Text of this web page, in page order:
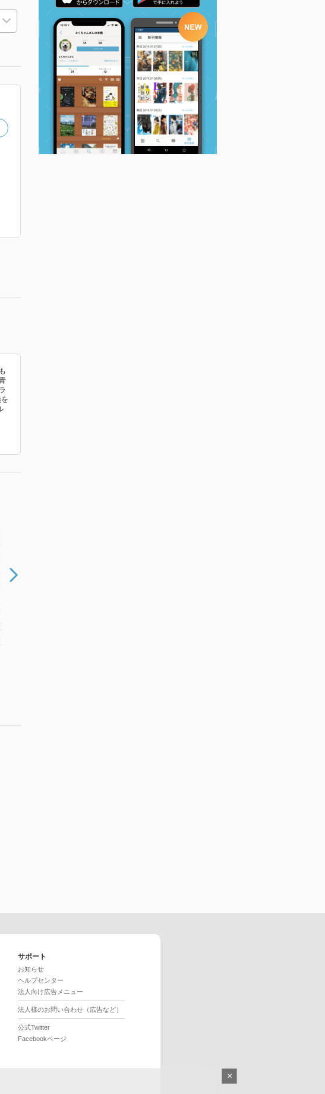
のおおかみ (新潮
マン・ヘッセ
サポート
お知らせ
ヘルプセンター
法人向け広告メニュー
法人様のお問い合わせ（広告など）
公式Twitter
Facebookページ
×